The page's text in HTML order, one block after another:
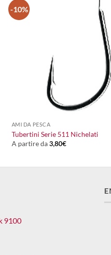
-10%
AMI DA PESCA
Tubertini Serie 511 Nichelati
A partire da3,80€
9100